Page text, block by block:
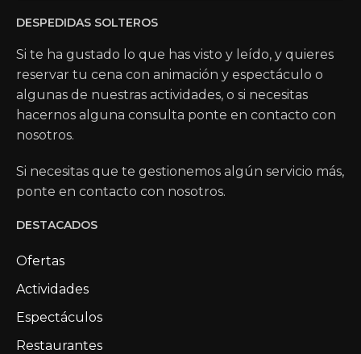
DESPEDIDAS SOLTEROS
Si te ha gustado lo que has visto y leído, y quieres
reservar tu cena con animación y espectáculo o
algunas de nuestras actividades, o si necesitas
hacernos alguna consulta ponte en contacto con
nosotros.
Si necesitas que te gestionemos algún servicio más,
ponte en contacto con nosotros.
DESTACADOS
Ofertas
Actividades
Espectáculos
Restaurantes